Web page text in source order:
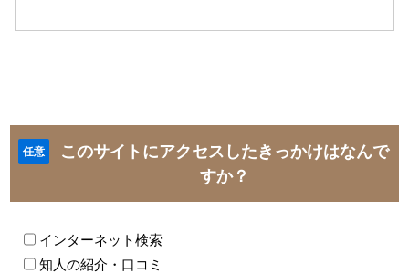
任意
このサイトにアクセスしたきっかけはなんで
すか？
インターネット検索
知人の紹介・口コミ